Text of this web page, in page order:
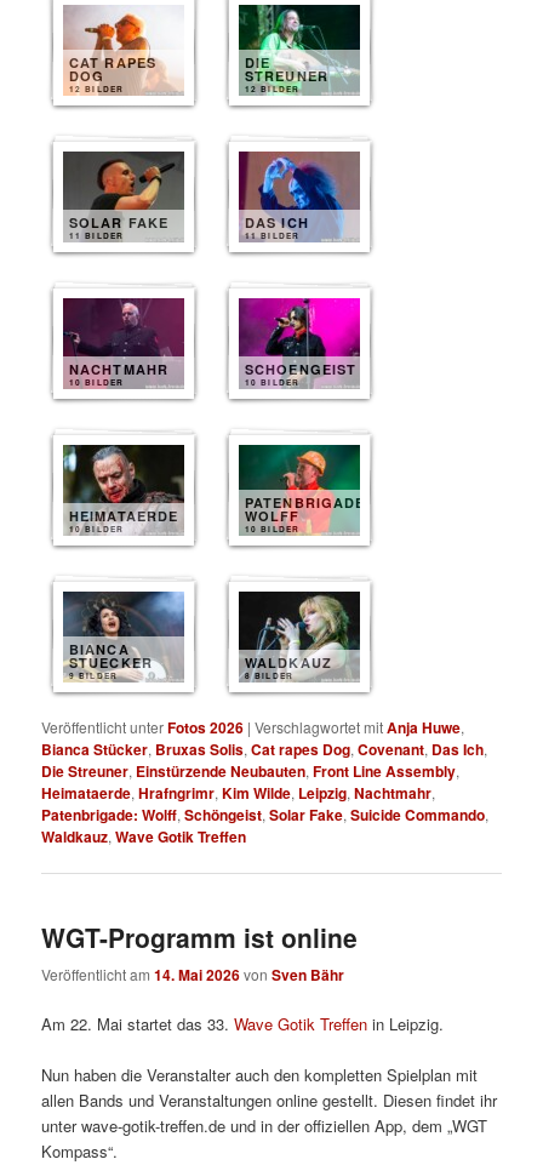
CAT RAPES
DOG
12 BILDER
DIE
STREUNER
12 BILDER
SOLAR FAKE
11 BILDER
DAS ICH
11 BILDER
NACHTMAHR
10 BILDER
SCHOENGEIST
10 BILDER
HEIMATAERDE
10 BILDER
PATENBRIGADE
WOLFF
10 BILDER
BIANCA
STUECKER
9 BILDER
WALDKAUZ
8 BILDER
Veröffentlicht unterFotos 2026 |Verschlagwortet mitAnja Huwe,
Bianca Stücker, Bruxas Solis,Cat rapes Dog,Covenant, Das Ich,
Die Streuner, Einstürzende Neubauten,Front Line Assembly,
Heimataerde,Hrafngrimr,Kim Wilde, Leipzig,Nachtmahr,
Patenbrigade: Wolff,Schöngeist,Solar Fake,Suicide Commando,
Waldkauz,Wave Gotik Treffen
WGT-Programm ist online
Veröffentlicht am14. Mai 2026vonSven Bähr
Am 22. Mai startet das 33.Wave Gotik Treffen in Leipzig.
Nun haben die Veranstalter auch den kompletten Spielplan mit
allen Bands und Veranstaltungen online gestellt. Diesen findet ihr
unter wave-gotik-treffen.de und in der offiziellen App, dem „WGT
Kompass“.